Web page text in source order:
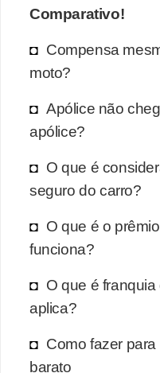
Comparativo!
Compensa
moto?
Apólice não
apólice?
O que é
seguro do carro?
O que é o
funciona?
O que é
aplica?
Como fazer
barato